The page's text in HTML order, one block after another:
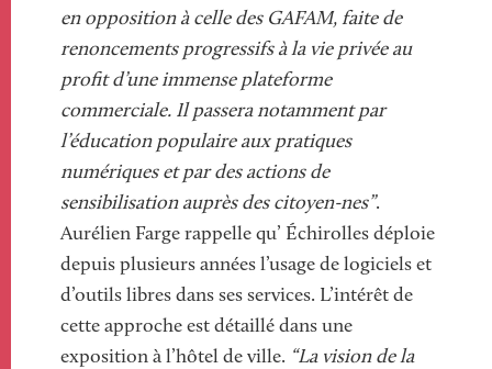
en opposition à celle des GAFAM, faite de
renoncements progressifs à la vie privée au
profit d’une immense plateforme
commerciale. Il passera notamment par
l’éducation populaire aux pratiques
numériques et par des actions de
sensibilisation auprès des citoyen-nes”.
Aurélien Farge rappelle qu’ Échirolles déploie
depuis plusieurs années l’usage de logiciels et
d’outils libres dans ses services. L’intérêt de
cette approche est détaillé dans une
exposition à l’hôtel de ville. “La vision de la